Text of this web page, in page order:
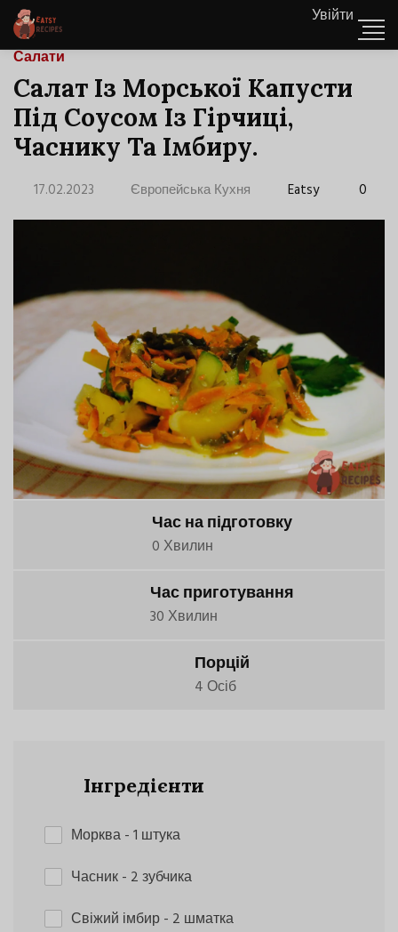
Увійти
Салати
Салат Із Морської Капусти
Під Соусом Із Гірчиці,
Часнику Та Імбиру.
17.02.2023 Європейська Кухня Eatsy 0
Час на підготовку
0 Хвилин
Час приготування
30 Хвилин
Порцій
4 Осіб
Інгредієнти
Морква- 1 штука
Часник- 2 зубчика
Свіжий імбир- 2 шматка